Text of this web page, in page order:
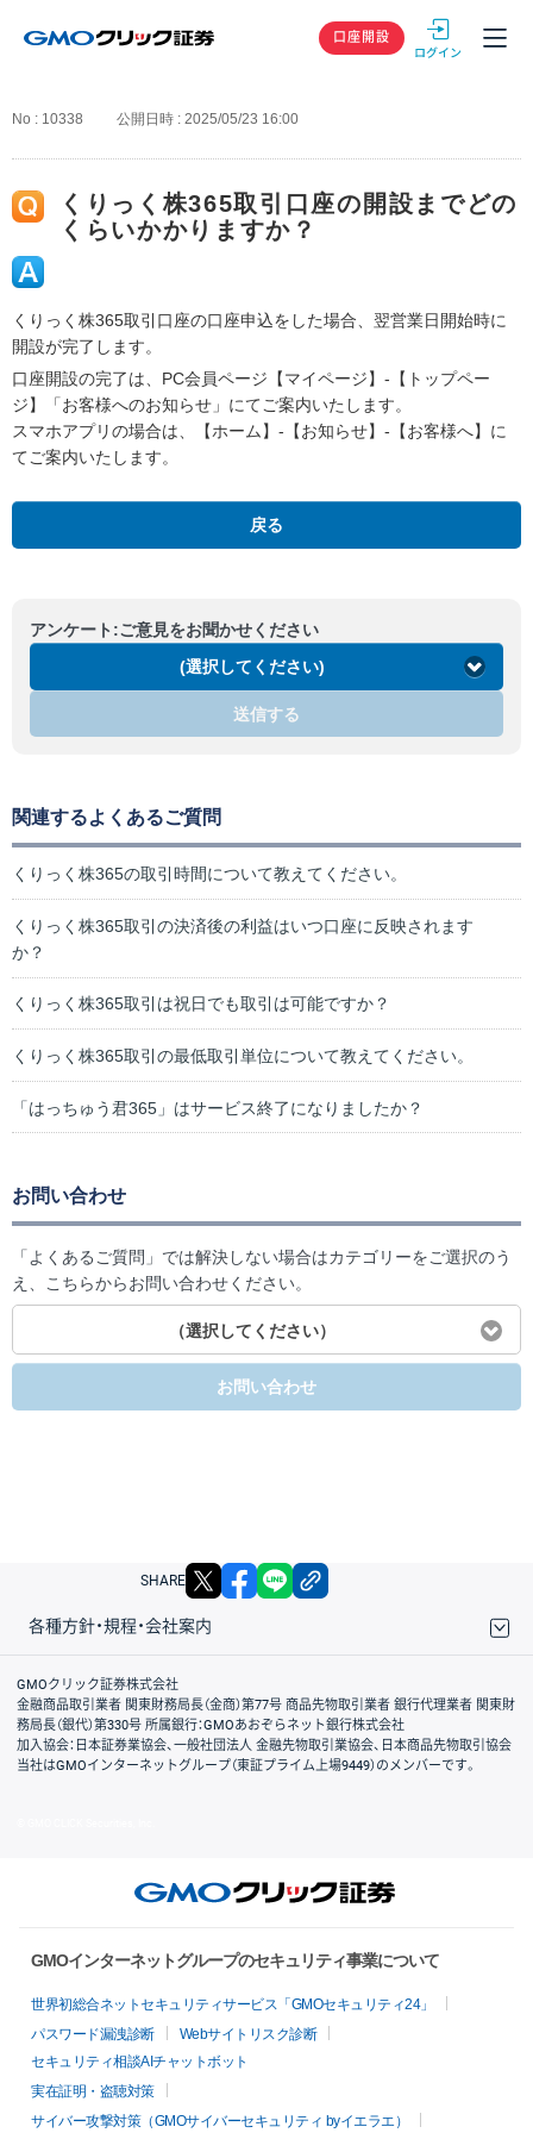
GMOクリック
口座開設
No : 10338 公開日時 : 2025/05/23 16:00
くりっく株365取引口座の開設までどの
くらいかかりますか？
くりっく株365取引口座の口座申込をした場合、翌営業日開始時に
開設が完了します。
口座開設の完了は、PC会員ページ【マイページ】-【トップペー
ジ】「お客様へのお知らせ」にてご案内いたします。
スマホアプリの場合は、【ホーム】-【お知らせ】-【お客様へ】に
てご案内いたします。
戻る
アンケート:ご意見をお聞かせください
(選択してください)
送信する
関連するよくあるご質問
くりっく株365の取引時間について教えてください。
くりっく株365取引の決済後の利益はいつ口座に反映されます
か？
くりっく株365取引は祝日でも取引は可能ですか？
くりっく株365取引の最低取引単位について教えてください。
「はっちゅう君365」はサービス終了になりましたか？
お問い合わせ
「よくあるご質問」では解決しない場合はカテゴリーをご選択のう
え、こちらからお問い合わせください。
（選択してください）
お問い合わせ
SHARE X facebook
各種方針・規程・会社案内
取引規程・約款
サイトマップ
その他のご案内
個人情報保護方針
最良執行方針
サイトのご利用について
ディスクレイマー
信託保全
リスク説明
会社案内
GMOクリック証券株式会社
金融商品取引業者 関東財務局長（金商）第77号 商品先物取引業者 銀行代理業者 関東財
務局長（銀代）第330号 所属銀行：GMOあおぞらネット銀行株式会社
加入協会：日本証券業協会、一般社団法人 金融先物取引業協会、日本商品先物取引協会
当社はGMOインターネットグループ（東証プライム上場9449）のメンバーです。
GMOインターネットグループのセキュリティ事業について
世界初総合ネットセキュリティサービス「GMOセキュリティ24」
パスワード漏洩診断
Webサイトリスク診断
セキュリティ相談AIチャットボット
実在証明・盗聴対策
サイバー攻撃対策（GMOサイバーセキュリティ byイエラエ）